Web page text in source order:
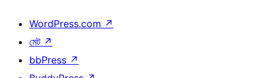
WordPress.com ↗
মেট ↗
bbPress ↗